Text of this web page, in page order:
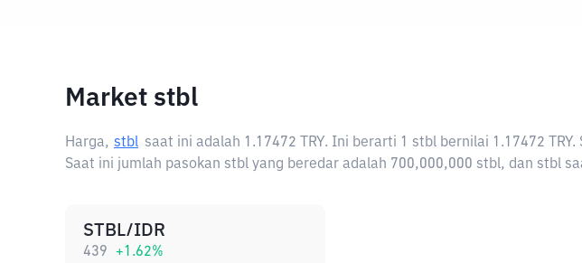
Market stbl
Harga, stbl saat ini adalah 1.17472 TRY. Ini berarti 1 stbl bernilai 1.17472
Saat ini jumlah pasokan stbl yang beredar adalah 700,000,000 stbl, dan stbl
STBL/IDR
439 +1.62%